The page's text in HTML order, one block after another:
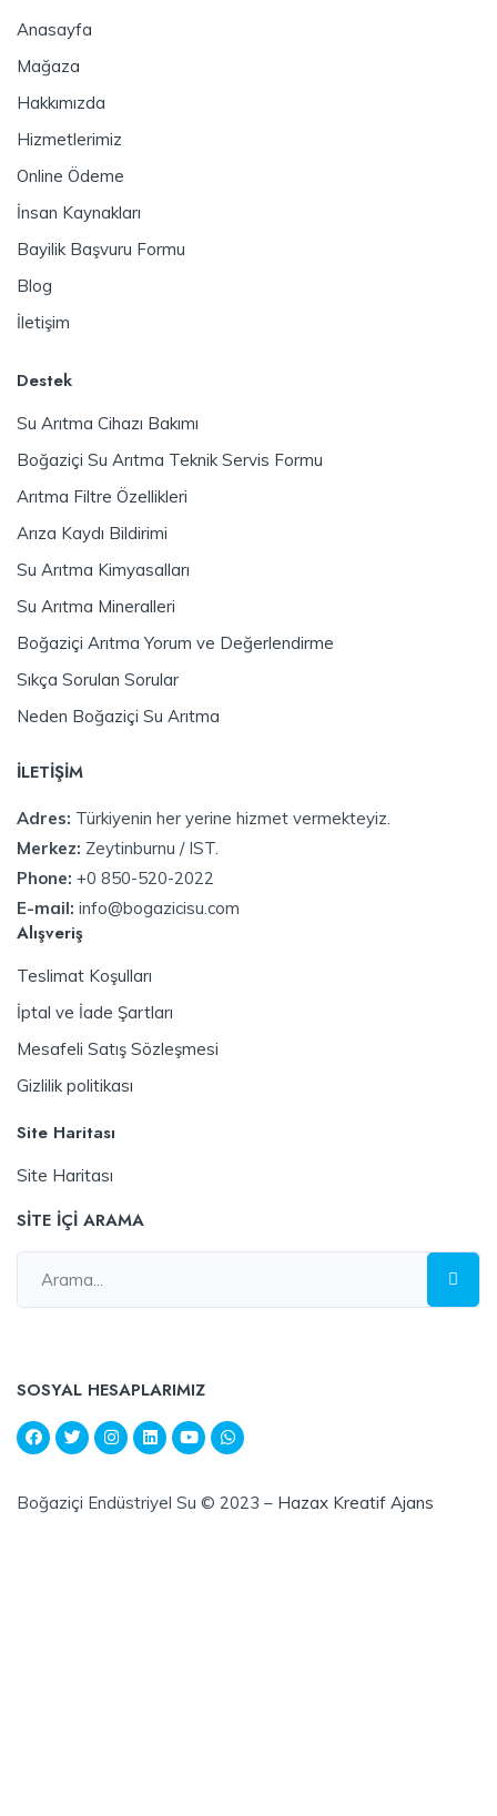
Anasayfa
Mağaza
Hakkımızda
Hizmetlerimiz
Online Ödeme
İnsan Kaynakları
Bayilik Başvuru Formu
Blog
İletişim
Destek
Su Arıtma Cihazı Bakımı
Boğaziçi Su Arıtma Teknik Servis Formu
Arıtma Filtre Özellikleri
Arıza Kaydı Bildirimi
Su Arıtma Kimyasalları
Su Arıtma Mineralleri
Boğaziçi Arıtma Yorum ve Değerlendirme
Sıkça Sorulan Sorular
Neden Boğaziçi Su Arıtma
İLETİŞİM
Adres: Türkiyenin her yerine hizmet vermekteyiz.
Merkez: Zeytinburnu / IST.
Phone: +0 850-520-2022
E-mail: info@bogazicisu.com
Alışveriş
Teslimat Koşulları
İptal ve İade Şartları
Mesafeli Satış Sözleşmesi
Gizlilik politikası
Site Haritası
Site Haritası
SİTE İÇİ ARAMA
SOSYAL HESAPLARIMIZ
Boğaziçi Endüstriyel Su © 2023 – Hazax Kreatif Ajans